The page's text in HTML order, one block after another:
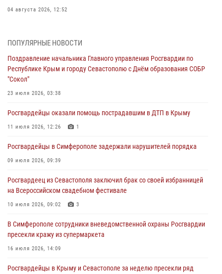
04 августа 2026, 12:52
мужчину
Росгвардия в Крыму и Севастополе задержала ряд
правонарушителей
03 августа 2026, 14:08
В Симферополе росгвардейцы задержали гражданина,
подозреваемого в совершении серии краж
Росгвардейцы оперативно задержали нарушителя на охраняемом
30 июля 2026, 12:13
ПОПУЛЯРНЫЕ НОВОСТИ
Поздравление начальника Главного управления Росгвардии по
Республике Крым и городу Севастополю с Днём образования СОБР
"Сокол"
23 июля 2026, 03:38
Росгвардейцы оказали помощь пострадавшим в ДТП в Крыму
11 июля 2026, 12:26 1
Росгвардейцы в Симферополе задержали нарушителей порядка
09 июля 2026, 09:39
Росгвардеец из Севастополя заключил брак со своей избранницей
на Всероссийском свадебном фестивале
10 июля 2026, 09:02 3
В Симферополе сотрудники вневедомственной охраны Росгвардии
пресекли кражу из супермаркета
16 июля 2026, 14:09
Росгвардейцы в Крыму и Севастополе за неделю пресекли ряд